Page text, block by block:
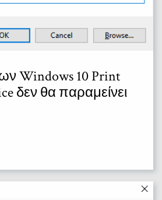
Windows 10 Print
δεν θα παραμείνει